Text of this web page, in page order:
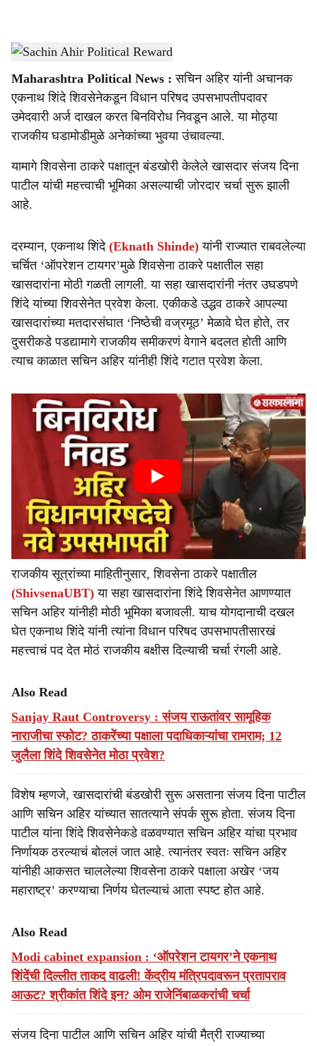
a
r
Sachin Ahir Political Reward-Sarkarnama
Maharashtra Political News : सचिन अहिर यांनी अचानक
एकनाथ शिंदे शिवसेनेकडून विधान परिषद उपसभापतीपदावर
उमेदवारी अर्ज दाखल करत बिनविरोध निवडून आले. या मोठ्या
राजकीय घडामोडीमुळे अनेकांच्या भुवया उंचावल्या.
यामागे शिवसेना ठाकरे पक्षातून बंडखोरी केलेले खासदार संजय दिना
पाटील यांची महत्त्वाची भूमिका असल्याची जोरदार चर्चा सुरू झाली
आहे.
दरम्यान, एकनाथ शिंदे (Eknath Shinde) यांनी राज्यात राबवलेल्या
चर्चित ‘ऑपरेशन टायगर’मुळे शिवसेना ठाकरे पक्षातील सहा
खासदारांना मोठी गळती लागली. या सहा खासदारांनी नंतर उघडपणे
शिंदे यांच्या शिवसेनेत प्रवेश केला. एकीकडे उद्धव ठाकरे आपल्या
खासदारांच्या मतदारसंघात ‘निष्ठेची वज्रमूठ’ मेळावे घेत होते, तर
दुसरीकडे पडद्यामागे राजकीय समीकरणं वेगाने बदलत होती आणि
त्याच काळात सचिन अहिर यांनीही शिंदे गटात प्रवेश केला.
राजकीय सूत्रांच्या माहितीनुसार, शिवसेना ठाकरे पक्षातील
(ShivsenaUBT) या सहा खासदारांना शिंदे शिवसेनेत आणण्यात
सचिन अहिर यांनीही मोठी भूमिका बजावली. याच योगदानाची दखल
घेत एकनाथ शिंदे यांनी त्यांना विधान परिषद उपसभापतीसारखं
महत्त्वाचं पद देत मोठं राजकीय बक्षीस दिल्याची चर्चा रंगली आहे.
Also Read
Sanjay Raut Controversy : संजय राऊतांवर सामूहिक
नाराजीचा स्फोट? ठाकरेंच्या पक्षाला पदाधिकाऱ्यांचा रामराम; 12
जुलैला शिंदे शिवसेनेत मोठा प्रवेश?
विशेष म्हणजे, खासदारांची बंडखोरी सुरू असताना संजय दिना पाटील
आणि सचिन अहिर यांच्यात सातत्याने संपर्क सुरू होता. संजय दिना
पाटील यांना शिंदे शिवसेनेकडे वळवण्यात सचिन अहिर यांचा प्रभाव
निर्णायक ठरल्याचं बोललं जात आहे. त्यानंतर स्वतः सचिन अहिर
यांनीही आकसत चाललेल्या शिवसेना ठाकरे पक्षाला अखेर ‘जय
महाराष्ट्र’ करण्याचा निर्णय घेतल्याचं आता स्पष्ट होत आहे.
Also Read
Modi cabinet expansion : ‘ऑपरेशन टायगर’ने एकनाथ
शिंदेंची दिल्लीत ताकद वाढली! केंद्रीय मंत्रिपदावरून प्रतापराव
आऊट? श्रीकांत शिंदे इन? ओम राजेनिंबाळकरांची चर्चा
संजय दिना पाटील आणि सचिन अहिर यांची मैत्री राज्याच्या